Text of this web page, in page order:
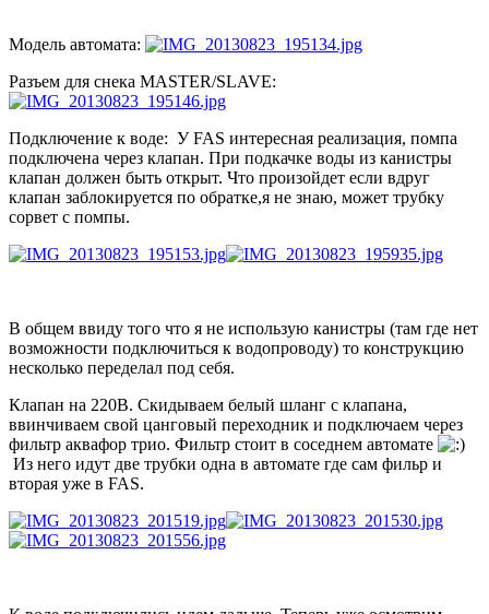
Модель автомата:
Разъем для снека MASTER/SLAVE:
Подключение к воде: У FAS интересная реализация, помпа
подключена через клапан. При подкачке воды из канистры
клапан должен быть открыт. Что произойдет если вдруг
клапан заблокируется по обратке,я не знаю, может трубку
сорвет с помпы.
В общем ввиду того что я не использую канистры (там где нет
возможности подключиться к водопроводу) то конструкцию
несколько переделал под себя.
Клапан на 220В. Скидываем белый шланг с клапана,
ввинчиваем свой цанговый переходник и подключаем через
фильтр аквафор трио. Фильтр стоит в соседнем автомате
Из него идут две трубки одна в автомате где сам фильр и
вторая уже в FAS.